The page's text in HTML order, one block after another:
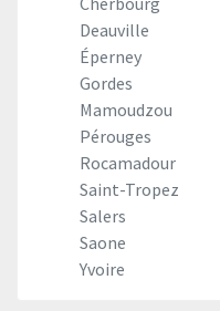
Deauville
Éperney
Gordes
Mamoudzou
Pérouges
Rocamadour
Saint-Tropez
Salers
Saone
Yvoire